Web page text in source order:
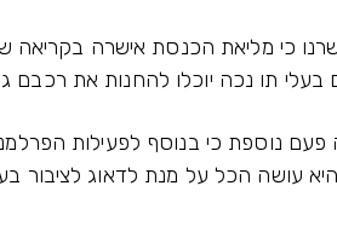
כי מליאת הכנסת אישרה בקריאה
בעלי תו נכה יוכלו להחנות את רכבם
פעם נוספת כי בנוסף לפעילות
עושה הכל על מנת לדאוג לציבור